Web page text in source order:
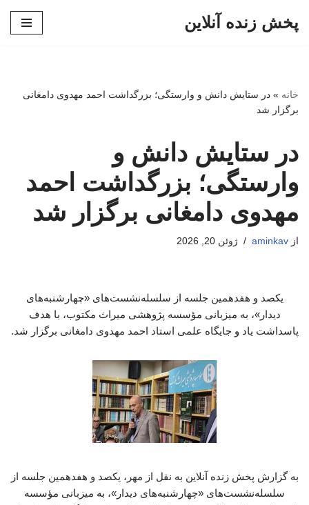
پخش زنده آنلاین
خانه » در ستایش دانش و وارستگی؛ بزرگداشت احمد مهدوی دامغانی
برگزار شد
در ستایش دانش و
وارستگی؛ بزرگداشت احمد
مهدوی دامغانی برگزار شد
از aminkav ژوئن 20, 2026
یکصد و هفدهمین جلسه از سلسله‌نشست‌های «چهارشنبه‌های
دیدار»، به میزبانی مؤسسه پژوهشی میراث مکتوب، با هدف
پاسداشت یاد و جایگاه علمی استاد احمد مهدوی دامغانی برگزار شد.
به گزارش پخش زنده آنلاین به نقل از مهر، یکصد و هفدهمین جلسه از
سلسله‌نشست‌های «چهارشنبه‌های دیدار»، به میزبانی مؤسسه